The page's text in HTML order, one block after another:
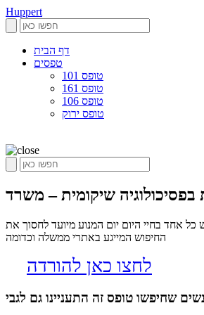
Huppert
דף הבית
טפסים
טופס 101
טופס 161
טופס 106
טופס ירוק
אחד בחיי היום יום המנוע מיועד לחסוך את
החיפוש המייגע באתרי ממשלה וכדומה
לחצו כאן להורדה
שחיפשו טופס זה התעניינו גם לגבי